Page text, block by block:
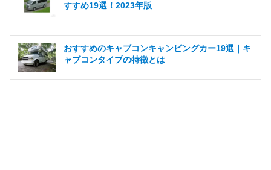
すすめ19選！2023年版
おすすめのキャブコンキャンピングカー19選｜キ
ャブコンタイプの特徴とは